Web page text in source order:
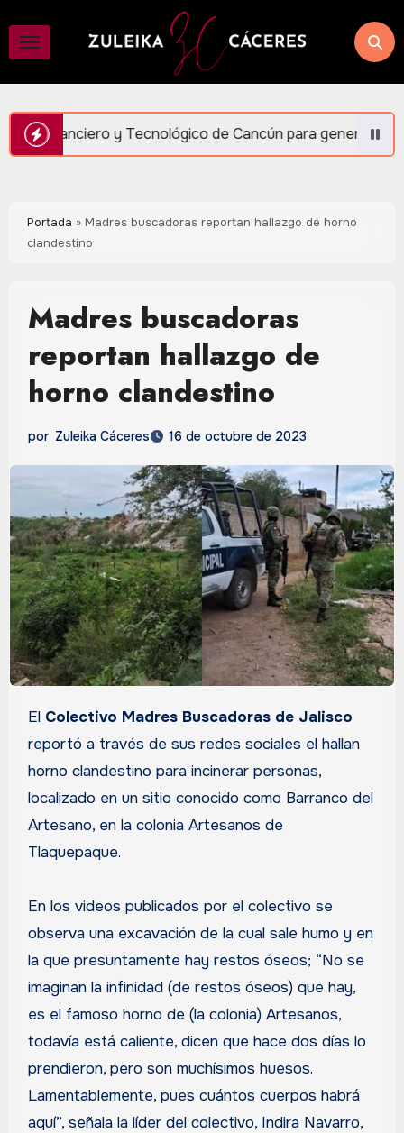
contenido
de Cancún para generar más empleo y bienestar:
Portada » Madres buscadoras reportan hallazgo de horno
clandestino
Madres buscadoras
reportan hallazgo de
horno clandestino
por Zuleika Cáceres 16 de octubre de 2023
ElColectivo Madres Buscadoras de Jalisco
reportó a través de sus redes sociales el hallan
horno clandestino para incinerar personas,
localizado en un sitio conocido como Barranco del
Artesano, en la colonia Artesanos de
Tlaquepaque.
En los videos publicados por el colectivo se
observa una excavación de la cual sale humo y en
la que presuntamente hay restos óseos; “No se
imaginan la infinidad (de restos óseos) que hay,
es el famoso horno de (la colonia) Artesanos,
todavía está caliente, dicen que hace dos días lo
prendieron, pero son muchísimos huesos.
Lamentablemente, pues cuántos cuerpos habrá
aquí”, señala la líder del colectivo, Indira Navarro,